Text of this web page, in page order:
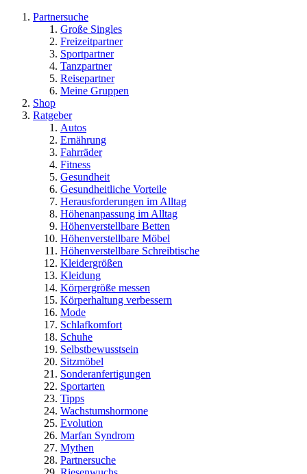
Partnersuche
Große Singles
Freizeitpartner
Sportpartner
Tanzpartner
Reisepartner
Meine Gruppen
Shop
Ratgeber
Autos
Ernährung
Fahrräder
Fitness
Gesundheit
Gesundheitliche Vorteile
Herausforderungen im Alltag
Höhenanpassung im Alltag
Höhenverstellbare Betten
Höhenverstellbare Möbel
Höhenverstellbare Schreibtische
Kleidergrößen
Kleidung
Körpergröße messen
Körperhaltung verbessern
Mode
Schlafkomfort
Schuhe
Selbstbewusstsein
Sitzmöbel
Sonderanfertigungen
Sportarten
Tipps
Wachstumshormone
Evolution
Marfan Syndrom
Mythen
Partnersuche